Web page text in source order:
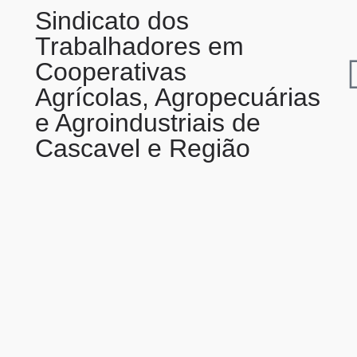
Sindicato dos
Trabalhadores em
Cooperativas
Agrícolas, Agropecuárias
e Agroindustriais de
Cascavel e Região